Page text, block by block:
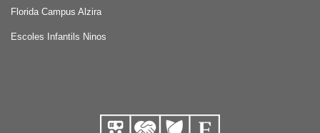
Florida Campus Alzira
Escoles Infantils Ninos